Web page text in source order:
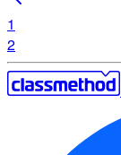
1
2